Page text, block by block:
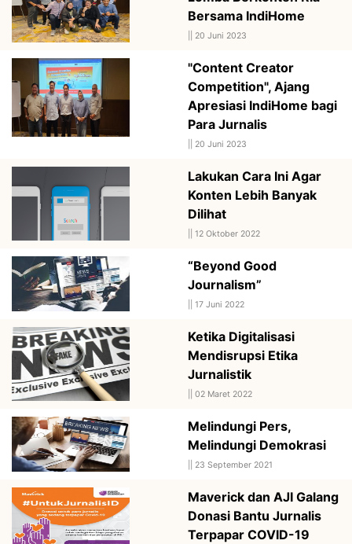
Bersama IndiHome
20 Juni 2023
"Content Creator
Competition", Ajang
Apresiasi IndiHome bagi
Para Jurnalis
20 Juni 2023
Lakukan Cara Ini Agar
Konten Lebih Banyak
Dilihat
12 Oktober 2022
“Beyond Good
Journalism”
17 Juni 2022
Ketika Digitalisasi
Mendisrupsi Etika
Jurnalistik
02 Maret 2022
Melindungi Pers,
Melindungi Demokrasi
23 September 2021
Maverick dan AJI Galang
Donasi Bantu Jurnalis
Terpapar COVID-19